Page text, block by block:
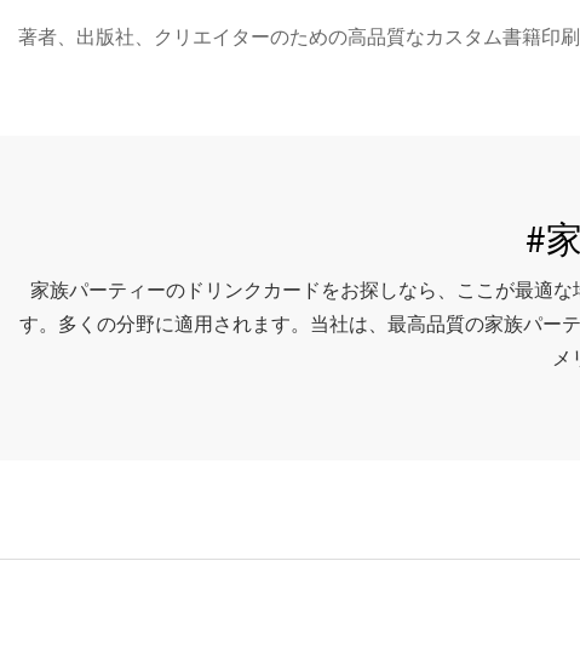
著者、出版社、クリエイターのための高品質なカスタム書籍印
#
家族パーティーのドリンクカードをお探しなら、ここが最適
す。多くの分野に適用されます。当社は、最高品質の家族パー
メ